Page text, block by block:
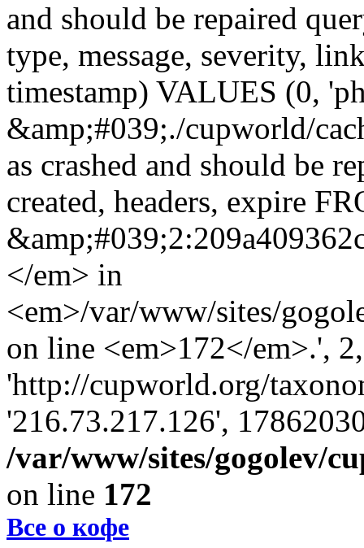
and should be repaired
type, message, severity,
timestamp) VALUES (0,
&amp;#039;./cupworld/
as crashed and should be
created, headers, expire
</em> in
<em>/var/www/sites/
on line <em>172</em>.',
'http://cupworld.org/
'216.73.217.126',
/var/www/sites/gogolev/
on line 172
Все о кофе